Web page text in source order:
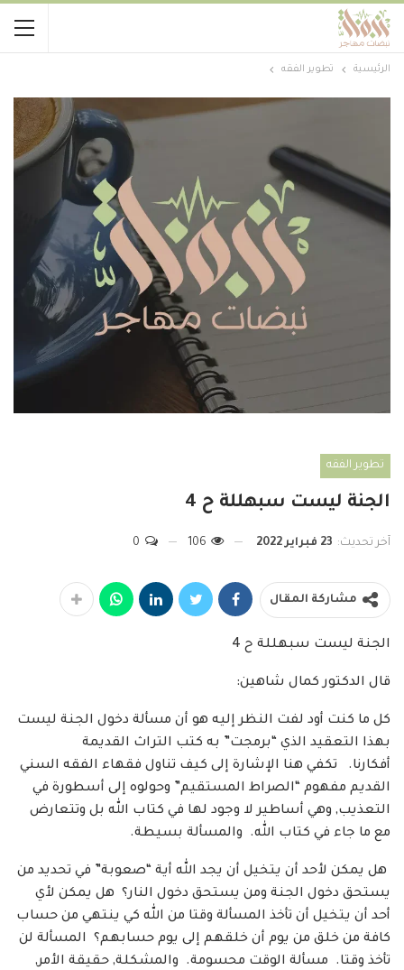
الرئيسية تطوير الفقه
تطوير الفقه
الجنة ليست سبهللة ح 4
آخر تحديث: 23 فبراير 2022
مشاركة المقال
الجنة ليست سبهللة ح 4
قال الدكتور كمال شاهين:
كل ما كنت أود لفت النظر إليه هو أن مسألة دخول الجنة ليست
بهذا التعقيد الذي “برمجت” به كتب التراث القديمة
أفكارنا. تكفي هنا الإشارة إلى كيف تناول فقهاء الفقه السني
القديم مفهوم “الصراط المستقيم” وحولوه إلى أسطورة في
التعذيب, وهي أساطير لا وجود لها في كتاب الله بل وتتعارض
مع ما جاء في كتاب الله. والمسألة بسيطة.
هل يمكن لأحد أن يتخيل أن يجد الله أية “صعوبة” في تحديد من
يستحق دخول الجنة ومن يستحق دخول النار؟ هل يمكن لأي
أحد أن يتخيل أن تأخذ المسألة وقتا من الله كي ينتهي من حساب
كافة من خلق من يوم أن خلقهم إلى يوم حسابهم؟ المسألة لن
تأخذ وقتا. مسألة الوقت محسومة. والمشكلة, حقيقة الأمر,